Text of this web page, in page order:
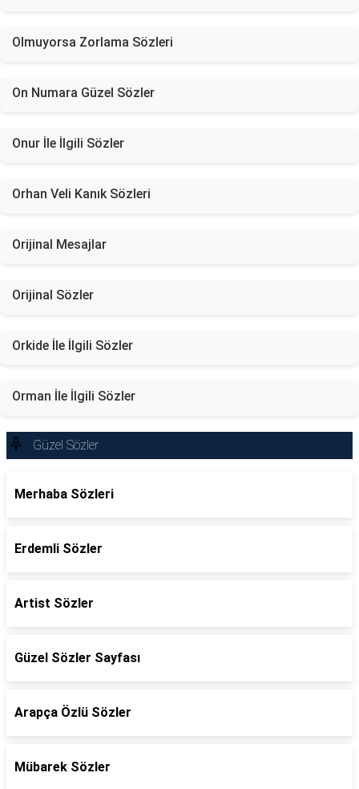
Olmuyorsa Zorlama Sözleri
On Numara Güzel Sözler
Onur İle İlgili Sözler
Orhan Veli Kanık Sözleri
Orijinal Mesajlar
Orijinal Sözler
Orkide İle İlgili Sözler
Orman İle İlgili Sözler
Güzel Sözler
Merhaba Sözleri
Erdemli Sözler
Artist Sözler
Güzel Sözler Sayfası
Arapça Özlü Sözler
Mübarek Sözler